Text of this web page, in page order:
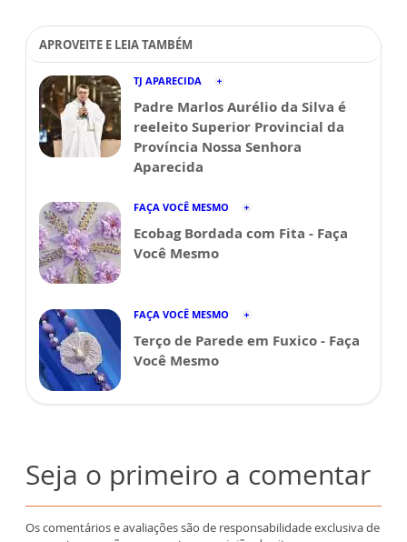
APROVEITE E LEIA TAMBÉM
TJ APARECIDA
Padre Marlos Aurélio da Silva é
reeleito Superior Provincial da
Província Nossa Senhora
Aparecida
FAÇA VOCÊ MESMO
Ecobag Bordada com Fita - Faça
Você Mesmo
FAÇA VOCÊ MESMO
Terço de Parede em Fuxico - Faça
Você Mesmo
Seja o primeiro a comentar
Os comentários e avaliações são de responsabilidade exclusiva de